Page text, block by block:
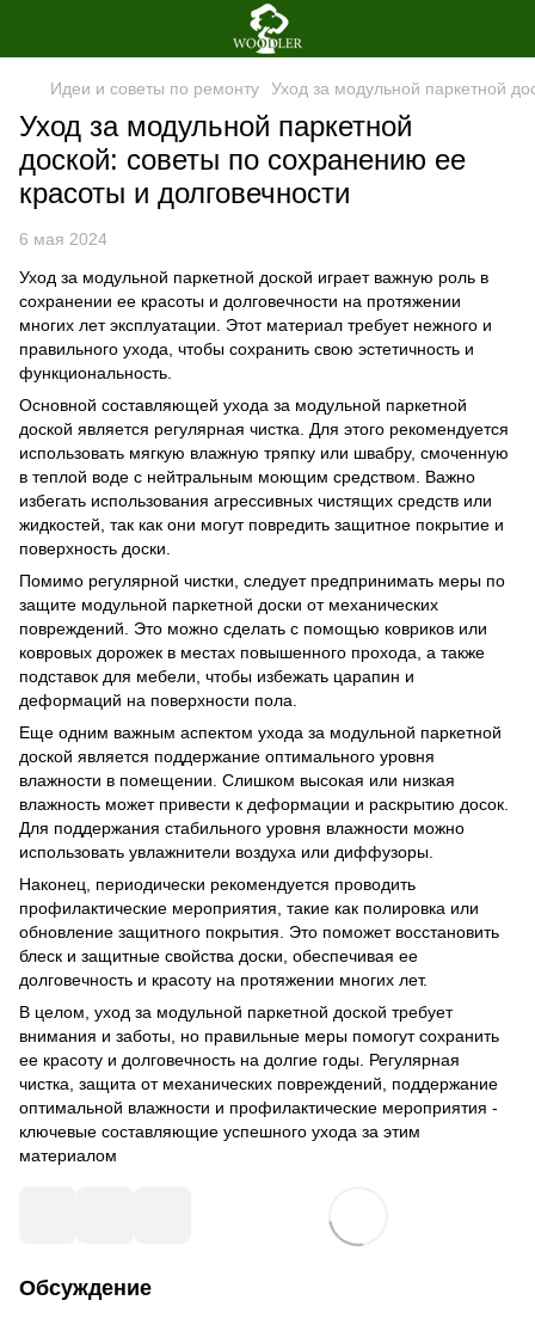
Идеи и советы по ремонту Уход за модульной паркетной
Уход за модульной паркетной
доской: советы по сохранению ее
красоты и долговечности
6 мая 2024
Уход за модульной паркетной доской играет важную роль в
сохранении ее красоты и долговечности на протяжении
многих лет эксплуатации. Этот материал требует нежного и
правильного ухода, чтобы сохранить свою эстетичность и
функциональность.
Основной составляющей ухода за модульной паркетной
доской является регулярная чистка. Для этого рекомендуется
использовать мягкую влажную тряпку или швабру, смоченную
в теплой воде с нейтральным моющим средством. Важно
избегать использования агрессивных чистящих средств или
жидкостей, так как они могут повредить защитное покрытие и
поверхность доски.
Помимо регулярной чистки, следует предпринимать меры по
защите модульной паркетной доски от механических
повреждений. Это можно сделать с помощью ковриков или
ковровых дорожек в местах повышенного прохода, а также
подставок для мебели, чтобы избежать царапин и
деформаций на поверхности пола.
Еще одним важным аспектом ухода за модульной паркетной
доской является поддержание оптимального уровня
влажности в помещении. Слишком высокая или низкая
влажность может привести к деформации и раскрытию досок.
Для поддержания стабильного уровня влажности можно
использовать увлажнители воздуха или диффузоры.
Наконец, периодически рекомендуется проводить
профилактические мероприятия, такие как полировка или
обновление защитного покрытия. Это поможет восстановить
блеск и защитные свойства доски, обеспечивая ее
долговечность и красоту на протяжении многих лет.
В целом, уход за модульной паркетной доской требует
внимания и заботы, но правильные меры помогут сохранить
ее красоту и долговечность на долгие годы. Регулярная
чистка, защита от механических повреждений, поддержание
оптимальной влажности и профилактические мероприятия -
ключевые составляющие успешного ухода за этим
материалом
Обсуждение